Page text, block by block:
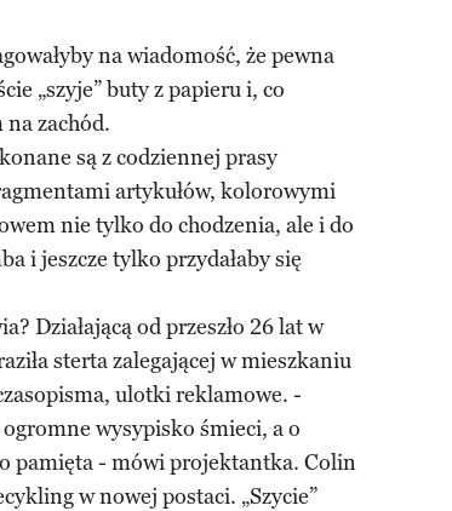
na wiadomość, że pewna
„szyje” buty z papieru i, co
zachód.
są z codziennej prasy
artykułów, kolorowymi
nie tylko do chodzenia, ale i do
i jeszcze tylko przydałaby się
Działającą od przeszło 26 lat w
sterta zalegającej w mieszkaniu
ulotki reklamowe. -
wysypisko śmieci, a o
pamięta - mówi projektantka. Colin
w nowej postaci. „Szycie”